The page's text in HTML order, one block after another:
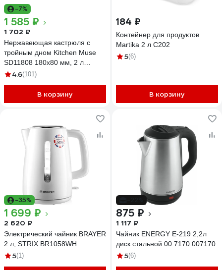
-7%
1 585 ₽
1 702 ₽
Нержавеющая кастрюля с
тройным дном Kitchen Muse
SD11808 180х80 мм, 2 л
172641
4.6(101)
В корзину
184 ₽
Контейнер для продуктов
Martika 2 л С202
5(6)
В корзину
-35%
1 699 ₽
2 620 ₽
Электрический чайник BRAYER
2 л, STRIX BR1058WH
5(1)
875 ₽
1 117 ₽
Чайник ENERGY E-219 2,2л
диск стальной 00 7170 007170
5(6)